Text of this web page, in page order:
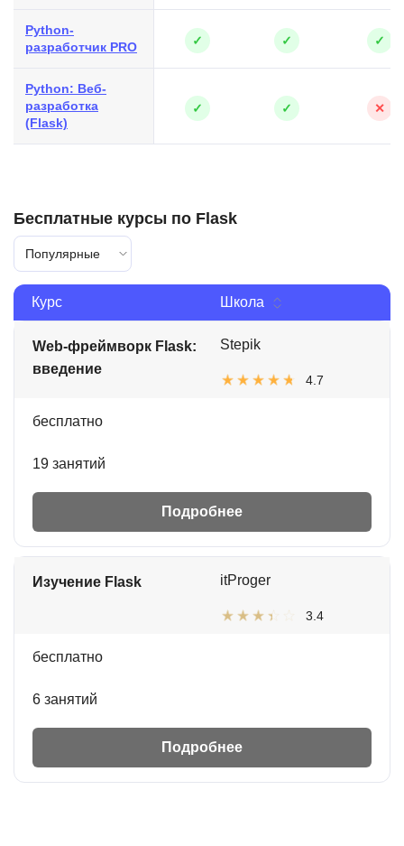
Python-
разработчик PRO
✓ ✓ ✓
Python: Веб-
разработка
(Flask)
✓ ✓ ✕
Бесплатные курсы по Flask
Популярные
Курс Школа
Web-фреймворк Flask:
введение
Stepik
4.7
бесплатно
19 занятий
Подробнее
Изучение Flask itProger
3.4
бесплатно
6 занятий
Подробнее